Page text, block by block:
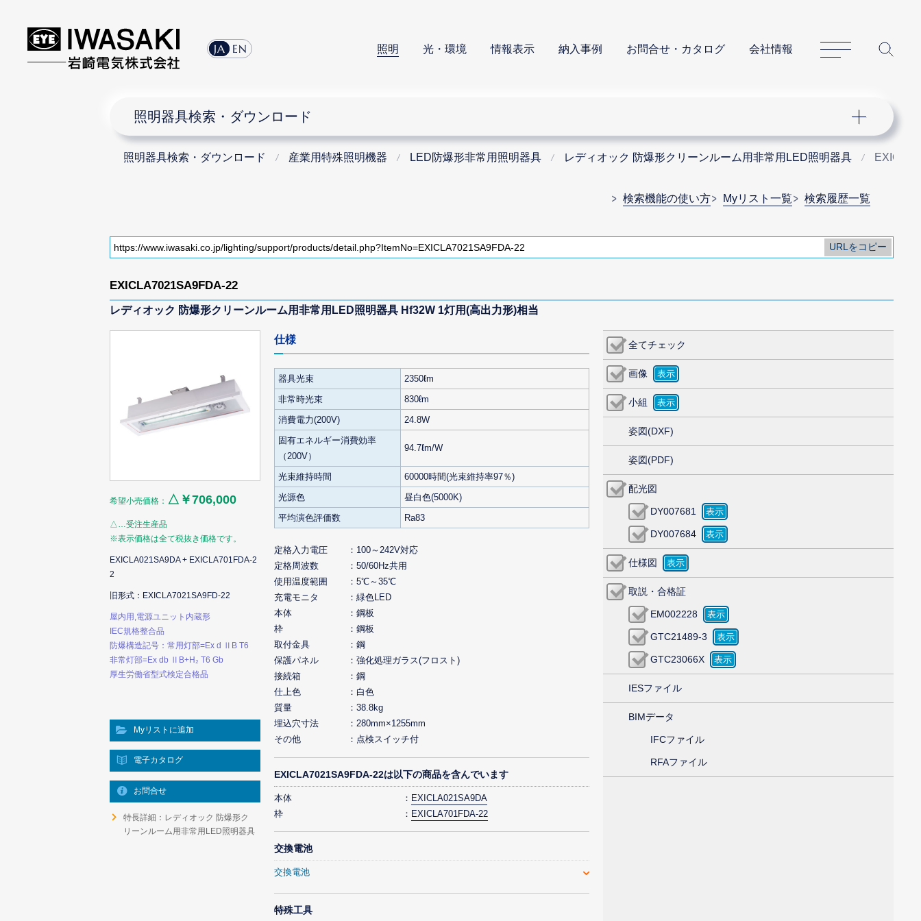
JA EN 照明 光・環境 情報表示 納入事例 お問合せ・カタログ 会社情報
サイトマップ
照明器具検索・ダウンロード
照明器具検索・ダウンロード 産業用特殊照明機器 LED防爆形非常用照明器具 レディオック 防爆形クリーンルーム用非常用LED照明器具
検索機能の使い方 Myリスト一覧 検索履歴一覧
EXICLA7021SA9FDA-22
レディオック 防爆形クリーンルーム用非常用LED照明器具 Hf32W 1灯用(高出力形)相当
希望小売価格： △￥706,000
△…受注生産品
※表示価格は全て税抜き価格です。
EXICLA021SA9DA + EXICLA701FDA-2
2
旧形式：EXICLA7021SA9FD-22
屋内用,電源ユニット内蔵形
IEC規格整合品
防爆構造記号：常用灯部=Ex d ⅡB T6
非常灯部=Ex db ⅡB+H₂ T6 Gb
厚生労働省型式検定合格品
Myリストに追加
電子カタログ
お問合せ
特長詳細：レディオック 防爆形ク
リーンルーム用非常用LED照明器具
全てチェック
画像
小組
姿図(DXF)
姿図(PDF)
配光図
DY007681
DY007684
仕様図
取説・合格証
EM002228
GTC21489-3
GTC23066X
IESファイル
BIMデータ
IFCファイル
RFAファイル
仕様
器具光束
2350ℓm
非常時光束
830ℓm
消費電力(200V)
24.8W
固有エネルギー消費効率
（200V）
94.7ℓm/W
光束維持時間
60000時間(光束維持率97％)
光源色
昼白色(5000K)
平均演色評価数
Ra83
定格入力電圧
100～242V対応
定格周波数
50/60Hz共用
使用温度範囲
5℃～35℃
充電モニタ
緑色LED
本体
鋼板
枠
鋼板
取付金具
鋼
保護パネル
強化処理ガラス(フロスト)
接続箱
鋼
仕上色
白色
質量
38.8kg
埋込穴寸法
280mm×1255mm
その他
点検スイッチ付
EXICLA7021SA9FDA-22は以下の商品を含んでいます
本体
EXICLA021SA9DA
枠
EXICLA701FDA-22
交換電池
交換電池
特殊工具